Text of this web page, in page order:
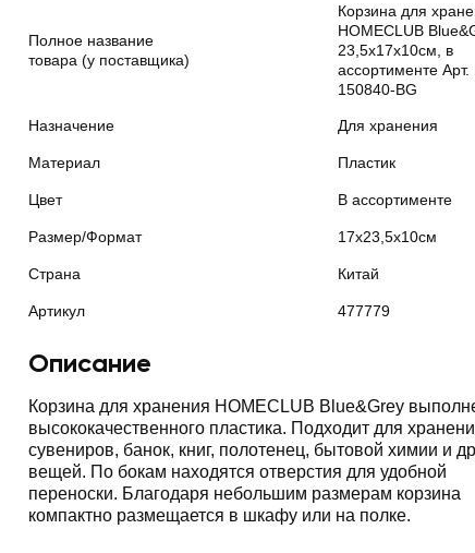
Полное название
товара (у поставщика)
Корзина для
HOMECLUB
23,5x17x10см, в
ассортименте Арт.
150840-BG
Назначение Для хранения
Материал Пластик
Цвет В ассортименте
Размер/Формат 17x23,5x10см
Страна Китай
Артикул 477779
Описание
Корзина для хранения HOMECLUB Blue&Grey
высококачественного пластика. Подходит для
сувениров, банок, книг, полотенец, бытовой химии и
вещей. По бокам находятся отверстия для удобной
переноски. Благодаря небольшим размерам корзина
компактно размещается в шкафу или на полке.